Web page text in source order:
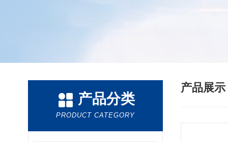
产品分类
PRODUCT CATEGORY
产品展示